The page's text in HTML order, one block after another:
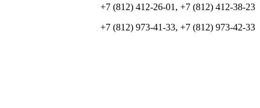
+7 (812) 412-26-01, +7 (812) 412-38-23
+7 (812) 973-41-33, +7 (812) 973-42-33